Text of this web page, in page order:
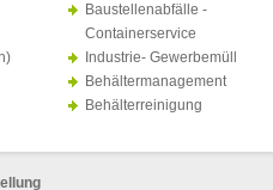
Baustellenabfälle -
Containerservice
Industrie- Gewerbemüll
Behältermanagement
Behälterreinigung